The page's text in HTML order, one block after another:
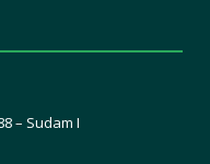
– Sudam I